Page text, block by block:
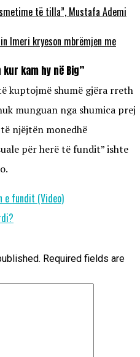
të tilla”, Mustafa Ademi
Imeri kryeson mbrëmjen me
kam hy në Big”
kuptojmë shumë gjëra rreth
munguan nga shumica prej
njëjtën monedhë
për herë të fundit” ishte
e fundit (Video)
Required fields are